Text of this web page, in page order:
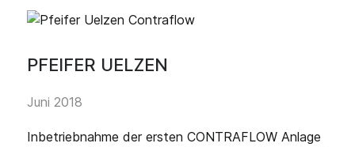
PFEIFER UELZEN
Juni 2018
Inbetriebnahme der ersten CONTRAFLOW Anlage